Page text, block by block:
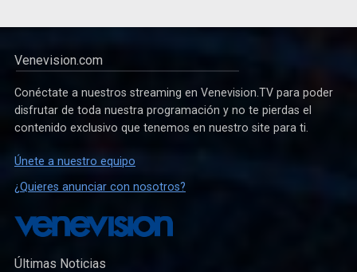
Venevision.com
Conéctate a nuestros streaming en Venevision.TV para poder
disfrutar de toda nuestra programación y no te pierdas el
contenido exclusivo que tenemos en nuestro site para ti.
Únete a nuestro equipo
¿Quieres anunciar con nosotros?
Últimas Noticias